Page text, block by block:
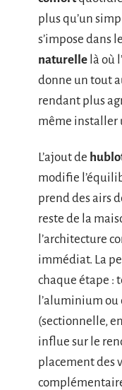
plus qu’un
s’impose dans
naturelle là où
donne un tout
rendant plus
même installer
L’ajout de
modifie
prend des airs
reste de la
l’architecture
immédiat. La
chaque étape :
l’aluminium ou
(sectionnelle,
influe sur le
placement des